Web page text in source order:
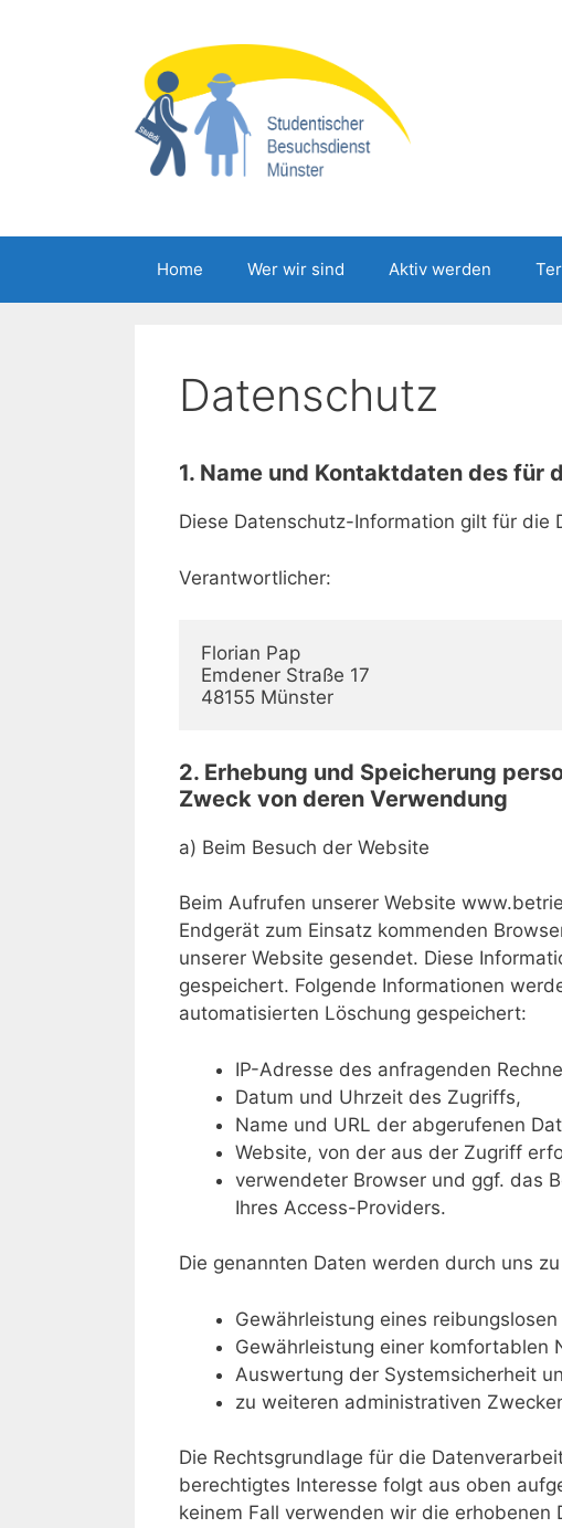
Home Wer wir sind Aktiv werden
Datenschutz
1. Name und Kontaktdaten des
Diese Datenschutz-Information gilt für die
Verantwortlicher:
Florian Pap
Emdener Straße 17
48155 Münster
2. Erhebung und Speicherung
Zweck von deren Verwendung
a) Beim Besuch der Website
Beim Aufrufen unserer Website
Endgerät zum Einsatz kommenden
unserer Website gesendet. Diese
gespeichert. Folgende Informationen
automatisierten Löschung gespeichert:
IP-Adresse des anfragenden
Datum und Uhrzeit des Zugriffs,
Name und URL der abgerufenen
Website, von der aus der Zugriff
verwendeter Browser und ggf. das
Ihres Access-Providers.
Die genannten Daten werden durch uns
Gewährleistung eines
Gewährleistung einer komfortablen
Auswertung der Systemsicherheit
zu weiteren administrativen
Die Rechtsgrundlage für die
berechtigtes Interesse folgt aus oben
keinem Fall verwenden wir die erhobenen